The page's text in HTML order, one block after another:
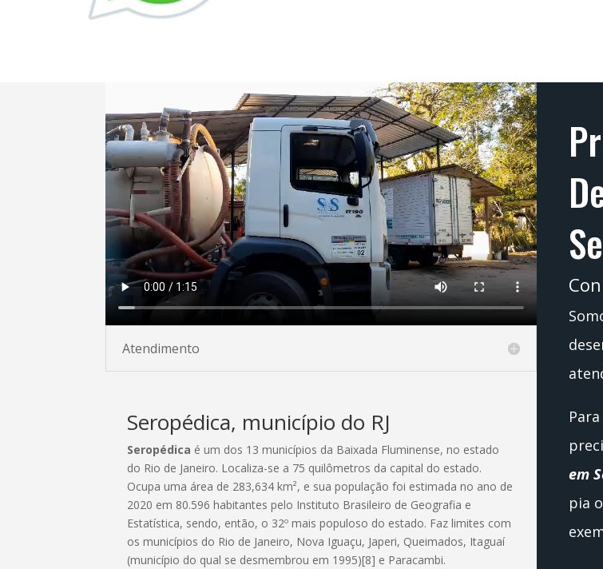
Atendimento
Seropédica, município do RJ
Seropédica é um dos 13 municípios da Baixada Fluminense, no estado
do Rio de Janeiro. Localiza-se a 75 quilômetros da capital do estado.
Ocupa uma área de 283,634 km², e sua população foi estimada no ano de
2020 em 80.596 habitantes pelo Instituto Brasileiro de Geografia e
Estatística, sendo, então, o 32º mais populoso do estado. Faz limites com
os municípios do Rio de Janeiro, Nova Iguaçu, Japeri, Queimados, Itaguaí
(município do qual se desmembrou em 1995)[8] e Paracambi.
em
pia